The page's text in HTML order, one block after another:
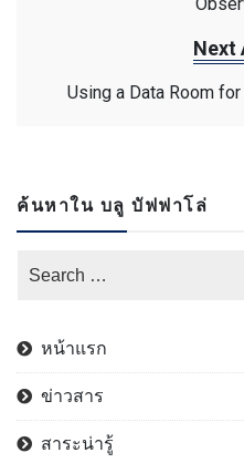
Next
Using a Data Room
ค้นหาใน บลู บัฟฟาโล่
หน้าแรก
ข่าวสาร
สาระน่ารู้